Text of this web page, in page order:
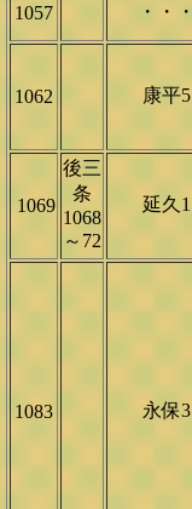
1057 ・・・
1062 康平5
1069
後三
条
1068
～72
延久1
1083 永保3